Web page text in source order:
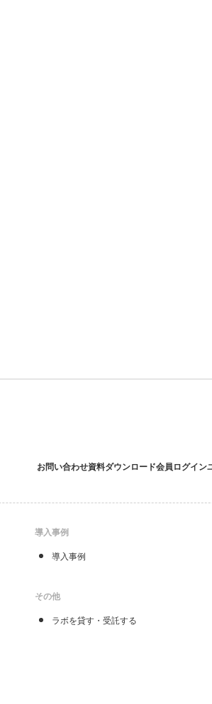
お問い合わせ資料ダウンロード会員ログイン
導入事例
導入事例
その他
ラボを貸す・受託する